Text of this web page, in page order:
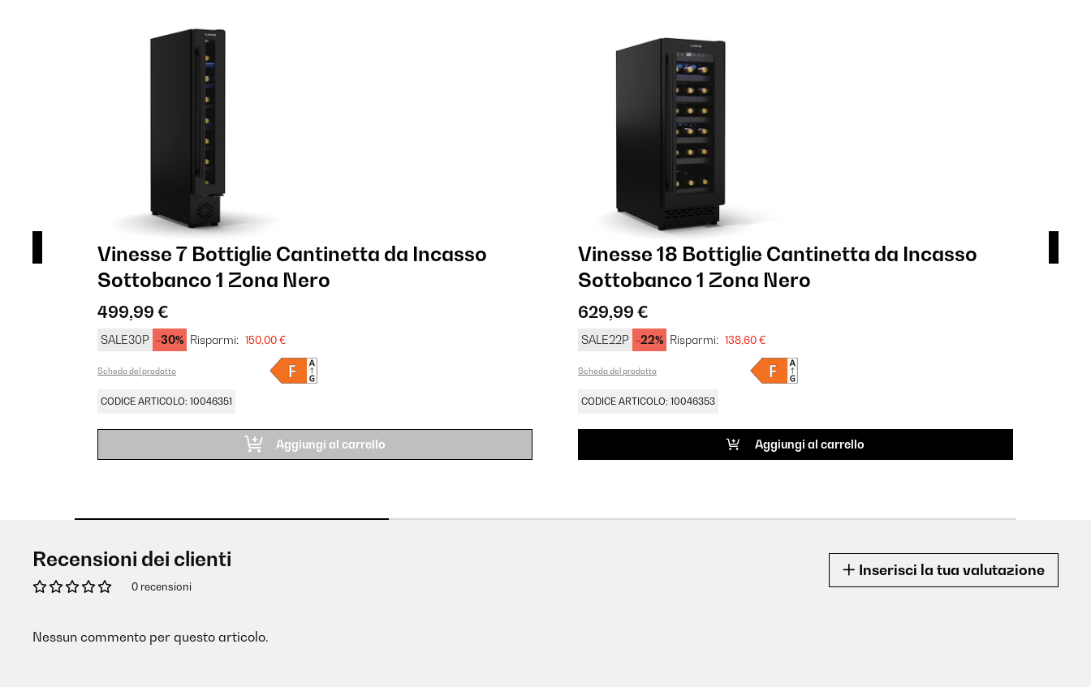
Vinesse 7 Bottiglie Cantinetta da Incasso
Sottobanco 1 Zona Nero
499,99 €
SALE30P -30% Risparmi: 150,00 €
Scheda del prodotto
CODICE ARTICOLO: 10046351
Aggiungi al carrello
Vinesse 18 Bottiglie Cantinetta da Incasso
Sottobanco 1 Zona Nero
629,99 €
SALE22P -22% Risparmi: 138,60 €
Scheda del prodotto
CODICE ARTICOLO: 10046353
Aggiungi al carrello
Recensioni dei clienti
0 recensioni
Inserisci la tua valutazione
Nessun commento per questo articolo.